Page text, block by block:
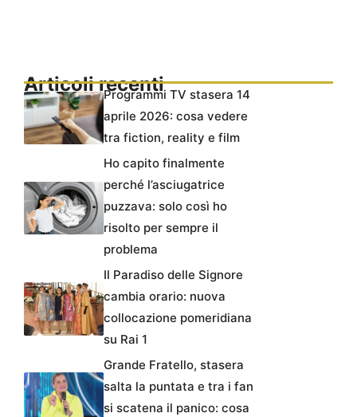
Articoli recentiProgrammi TV stasera 14
aprile 2026: cosa vedere
tra fiction, reality e film
Ho capito finalmente
perché l’asciugatrice
puzzava: solo così ho
risolto per sempre il
problema
Il Paradiso delle Signore
cambia orario: nuova
collocazione pomeridiana
su Rai 1
Grande Fratello, stasera
salta la puntata e tra i fan
si scatena il panico: cosa